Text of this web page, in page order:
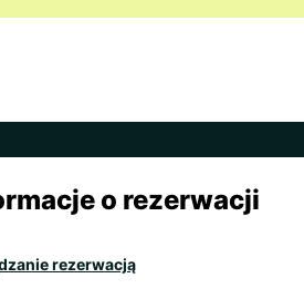
o rezerwacji
rezerwacją